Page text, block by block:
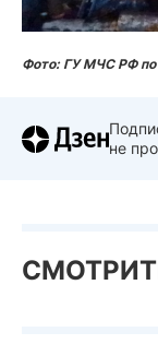
Фото: ГУ МЧС РФ по
не